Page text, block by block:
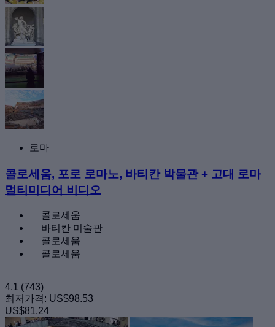
로마
콜로세움, 포로 로마노, 바티칸 박물관 + 고대 로마
멀티미디어 비디오
콜로세움
바티칸 미술관
콜로세움
콜로세움
4.1 (743)
최저가격: US$98.53
US$81.24